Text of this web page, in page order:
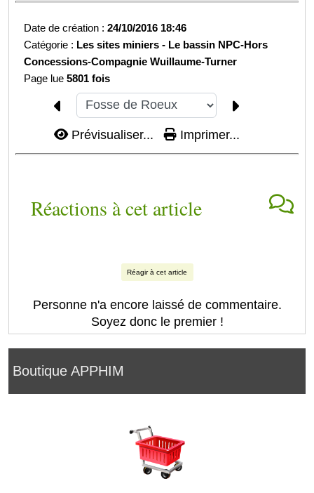
Boutique APPHIM
Date de création :24/10/2016 18:46
Catégorie : Les sites miniers - Le bassin NPC-Hors
Concessions-Compagnie Wuillaume-Turner
Page lue5801 fois
Prévisualiser... Imprimer...
Réactions à cet article
Réagir à cet article
Personne n'a encore laissé de commentaire.
Soyez donc le premier !